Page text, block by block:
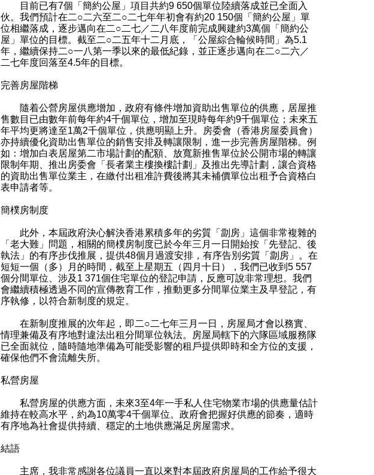
目前已有7個「簡約公屋」項目共約9 650個單位陸續落成並已全面入
伙。我們預計在二○二六至二○二七年年初會有約20 150個「簡約公屋」單
位相繼落成，逐步邁向在二○二七／二八年度前完成興建約3萬個「簡約公
屋」單位的目標。截至二○二五年十二月底，「公屋綜合輪候時間」為5.1
年，繼續保持二○一八第一季以來的最低紀錄，並正逐步邁向在二○二六／
二七年度回落至4.5年的目標。
完善房屋階梯
隨着公營房屋供應增加，政府有條件增加資助出售單位的供應，居屋推
售數目已由數年前每年約4千個單位，增加至現時每年約9千個單位；未來五
年平均更將達至1萬2千個單位，供應明顯上升。房委會（香港房屋委員會）
亦持續優化資助出售單位的銷售安排及轉讓限制，進一步完善房屋階梯。例
如：增加白表居屋第二市場計劃的配額、放寬新推售單位於公開市場的轉讓
限制年期、推出房委會「長者業主樓換樓計劃」及推出先導計劃，讓合資格
的資助出售單位業主，在繳付出租准許費後將其未補價單位出租予合資格白
表申請者等。
簡樸房制度
此外，本屆政府決心解決香港累積多年的劣質「劏房」這個非常複雜的
「老大難」問題，相關的簡樸房制度已於今年三月一日開始按「先登記、後
執法」的有序步伐推展，提供48個月過渡安排，有序告別劣質「劏房」。在
短短一個（多）月的時間，截至上星期五（四月十日），我們已收到5 557
個分間單位、涉及1 371個住宅單位的登記申請，反應可說非常理想。我們
會繼續積極透過不同的宣傳教育工作，推動更多分間單位業主及早登記，有
序執修，以符合新制度的規定。
在新制度推展的次年起，即二○二七年三月一日，房屋局才會以務實、
情理兼備及有序地對違法出租分間單位執法。房屋局轄下的六隊區域服務隊
已全面就位，隨時隨地準備為可能受影響的租戶提供即時和全方位的支援，
確保他們不會流離失所。
私營房屋
私營房屋的供應方面，未來3至4年一手私人住宅物業市場的供應量估計
維持在較高水平，約為10萬零4千個單位。政府會把握好供應的節奏，適時
有序地為社會提供持續、穩定的土地供應滿足房屋需求。
結語
主席，我非常感謝各位議員一直以來對本屆政府房屋局的工作給予很大